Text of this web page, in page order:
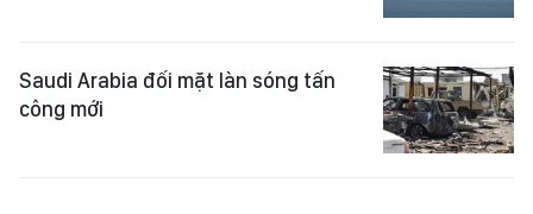
Saudi Arabia đối mặt làn sóng tấn
công mới